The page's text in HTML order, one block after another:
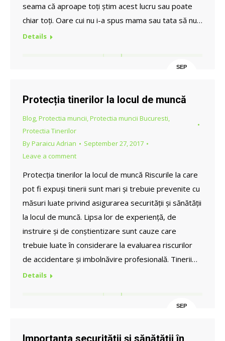
seama că aproape toți știm acest lucru sau poate
chiar toți. Oare cui nu i-a spus mama sau tata să nu…
Details
SEP
Protecția tinerilor la locul de muncă
Blog,Protectia muncii,Protectia muncii Bucuresti,
Protectia Tinerilor
ByParaicu Adrian
September 27, 2017
Leave a comment
Protecția tinerilor la locul de muncă Riscurile la care
pot fi expuși tinerii sunt mari și trebuie prevenite cu
măsuri luate privind asigurarea securității și sănătății
la locul de muncă. Lipsa lor de experiență, de
instruire și de conștientizare sunt cauze care
trebuie luate în considerare la evaluarea riscurilor
de accidentare și imbolnăvire profesională. Tinerii…
Details
SEP